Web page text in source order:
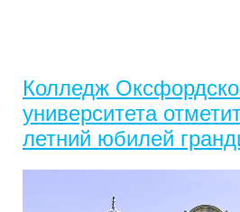
Колледж
университета
летний юбилей